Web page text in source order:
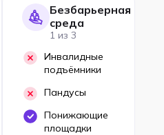
Безбарьерная
среда
1 из 3
Инвалидные
подъёмники
Пандусы
Понижающие
площадки